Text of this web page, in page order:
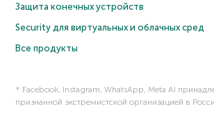
Защита конечных устройств
Security для виртуальных и облачных сред
Все продукты
* Facebook, Instagram, WhatsApp, Meta AI
признанной экстремистской организацией в